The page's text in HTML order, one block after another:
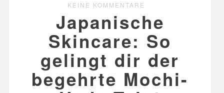
KEINE KOMMENTARE
Japanische
Skincare: So
gelingt dir der
begehrte Mochi-